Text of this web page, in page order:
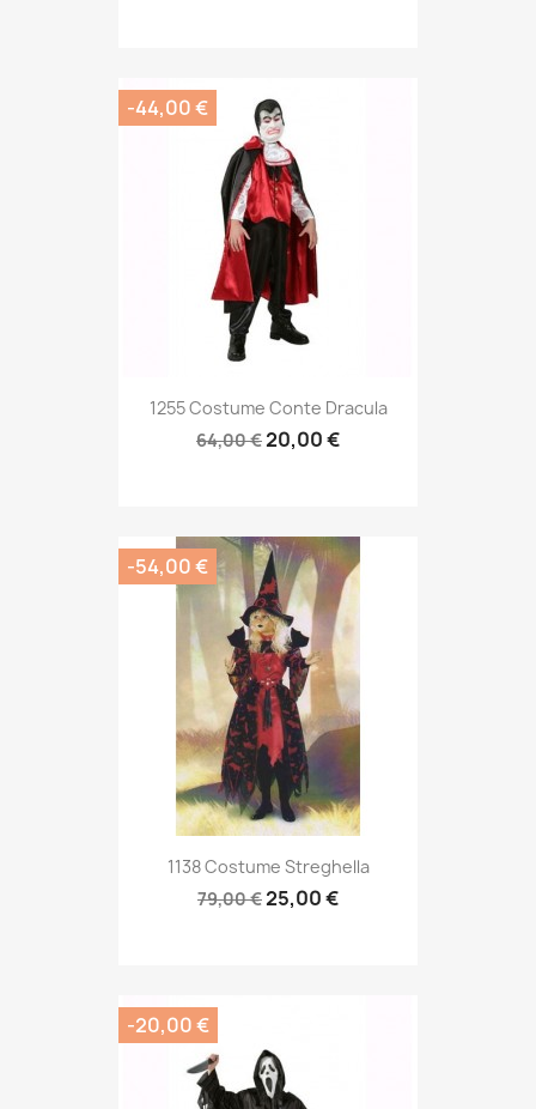
1255 Costume Conte Dracula
64,00 €20,00 €
-44,00 €
1138 Costume Streghella
79,00 €25,00 €
-54,00 €
-20,00 €